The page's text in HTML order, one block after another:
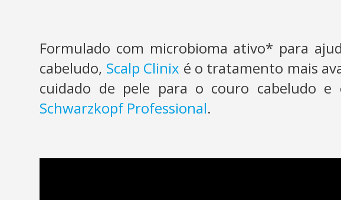
Formulado com microbioma ativo* para
cabeludo, Scalp Clinix é o tratamento mais
cuidado de pele para o couro cabeludo e
Schwarzkopf Professional.